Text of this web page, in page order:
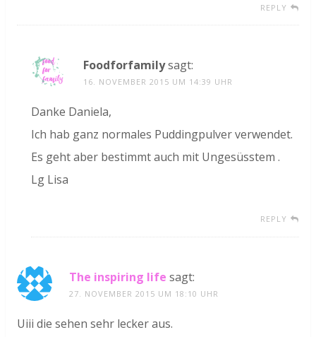
REPLY
Foodforfamilysagt:
16. NOVEMBER 2015 UM 14:39 UHR
Danke Daniela,
Ich hab ganz normales Puddingpulver verwendet.
Es geht aber bestimmt auch mit Ungesüsstem .
Lg Lisa
REPLY
The inspiring life sagt:
27. NOVEMBER 2015 UM 18:10 UHR
Uiii die sehen sehr lecker aus.